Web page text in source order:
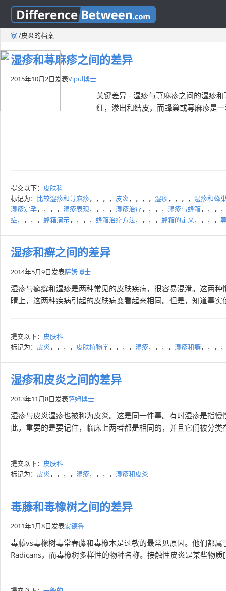
家 /皮炎的档案
湿疹和荨麻疹之间的差异
2015年10月2日发表Vipul博士
关键差异 - 湿疹与荨麻疹之间的湿疹
红，渗出和结皮，而蜂巢或荨麻疹是
提交以下： 皮肤科
标记为： 比较湿疹和荨麻疹，，，， 皮炎，，，， 湿疹，，，， 湿疹和蜂
湿疹定孕，，，， 湿疹表现，，，， 湿疹治疗，，，， 湿疹与蜂箱，，，
症，，，， 蜂箱演示，，，， 蜂箱治疗方法，，，， 蜂箱的定义，，，，
湿疹和癣之间的差异
2014年5月9日发表萨姆博士
湿疹与癣癣和湿疹是两种常见的皮肤疾病，很容易混淆。这两
睛上，这两种疾病引起的皮肤病变看起来相同。但是，知道事
提交以下： 皮肤科
标记为： 皮炎，，，， 皮肤植物学，，，， 湿疹，，，， 湿疹和癣，，，
湿疹和皮炎之间的差异
2013年11月8日发表萨姆博士
湿疹与皮炎湿疹也被称为皮炎。这是同一件事。有时湿疹是指
此，重要的是要记住，临床上两者都是相同的，并且它们被分
提交以下： 皮肤科
标记为： 皮炎，，，， 湿疹，，，， 湿疹和皮炎
毒藤和毒橡树之间的差异
2011年1月8日发表安德鲁
毒藤vs毒橡树毒常春藤和毒橡木是过敏的最常见原因。他们都
Radicans，而毒橡树多样性的物种名称。接触性皮炎是某些物